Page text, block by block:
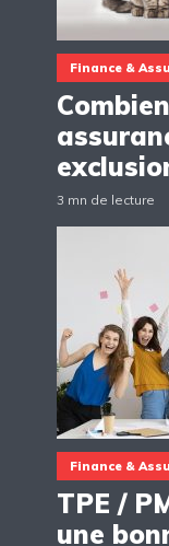
Finance &
3 mn de lecture
Finance &
TPE /
une